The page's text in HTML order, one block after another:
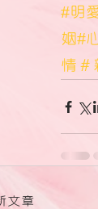
#明
姻#
情
文章